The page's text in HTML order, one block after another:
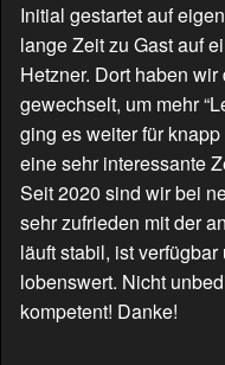
Initial gestartet auf
lange Zeit zu Gast auf
Hetzner. Dort haben
gewechselt, um mehr
ging es weiter für
eine sehr interessante
Seit 2020 sind wir bei
sehr zufrieden mit der
läuft stabil, ist
lobenswert. Nicht
kompetent! Danke!